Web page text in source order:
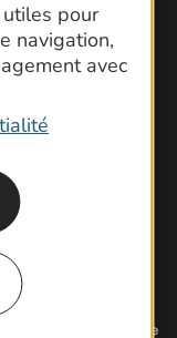
pour
navigation,
avec